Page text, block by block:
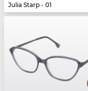
Julia Starp - 01